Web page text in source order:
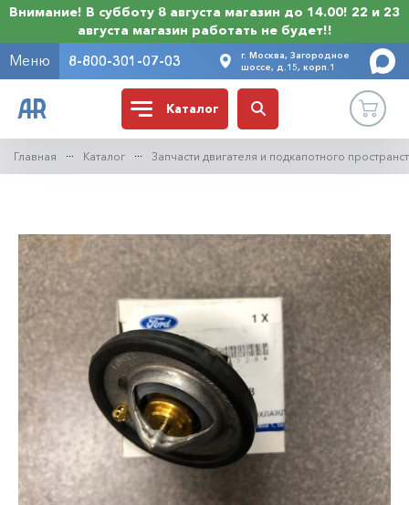
Внимание! В субботу 8 августа магазин до 14.00! 22 и 23
августа магазин работать не будет!!
Меню 8-800-301-07-03
г. Москва, Загородное
шоссе, д.15, корп.1
Каталог
Главная Каталог Запчасти двигателя и подкапотного